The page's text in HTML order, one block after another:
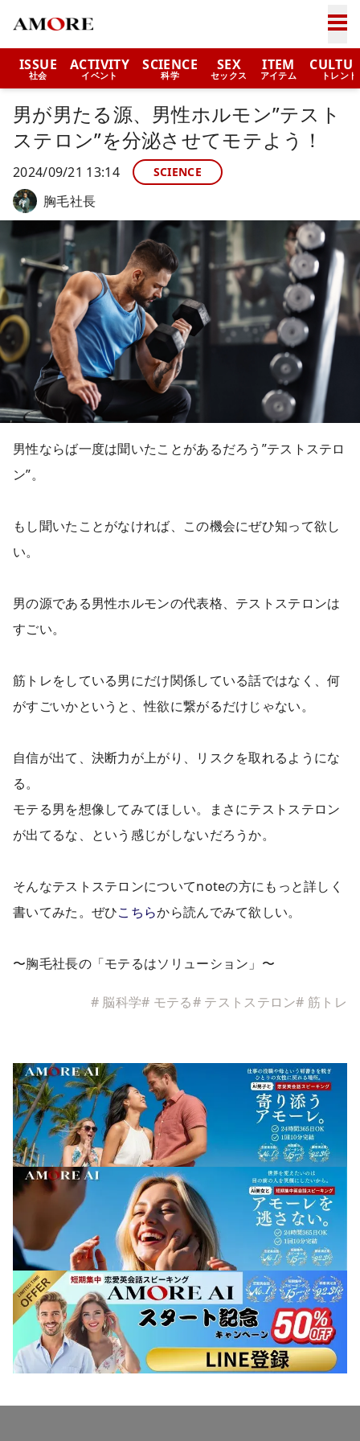
ISSUE
社会
ACTIVITY
イベント
SCIENCE
科学
SEX
セックス
ITEM
アイテム トレンド
男が男たる源、男性ホルモン”テスト
ステロン”を分泌させてモテよう！
2024/09/21 13:14 SCIENCE
胸毛社長
男性ならば一度は聞いたことがあるだろう”テストステロ
ン”。
もし聞いたことがなければ、この機会にぜひ知って欲し
い。
男の源である男性ホルモンの代表格、テストステロンは
すごい。
筋トレをしている男にだけ関係している話ではなく、何
がすごいかというと、性欲に繋がるだけじゃない。
自信が出て、決断力が上がり、リスクを取れるようにな
る。
モテる男を想像してみてほしい。まさにテストステロン
が出てるな、という感じがしないだろうか。
そんなテストステロンについてnoteの方にもっと詳しく
書いてみた。ぜひこちらから読んでみて欲しい。
〜胸毛社長の「モテるはソリューション」〜
# 脳科学# モテる# テストステロン#筋トレ